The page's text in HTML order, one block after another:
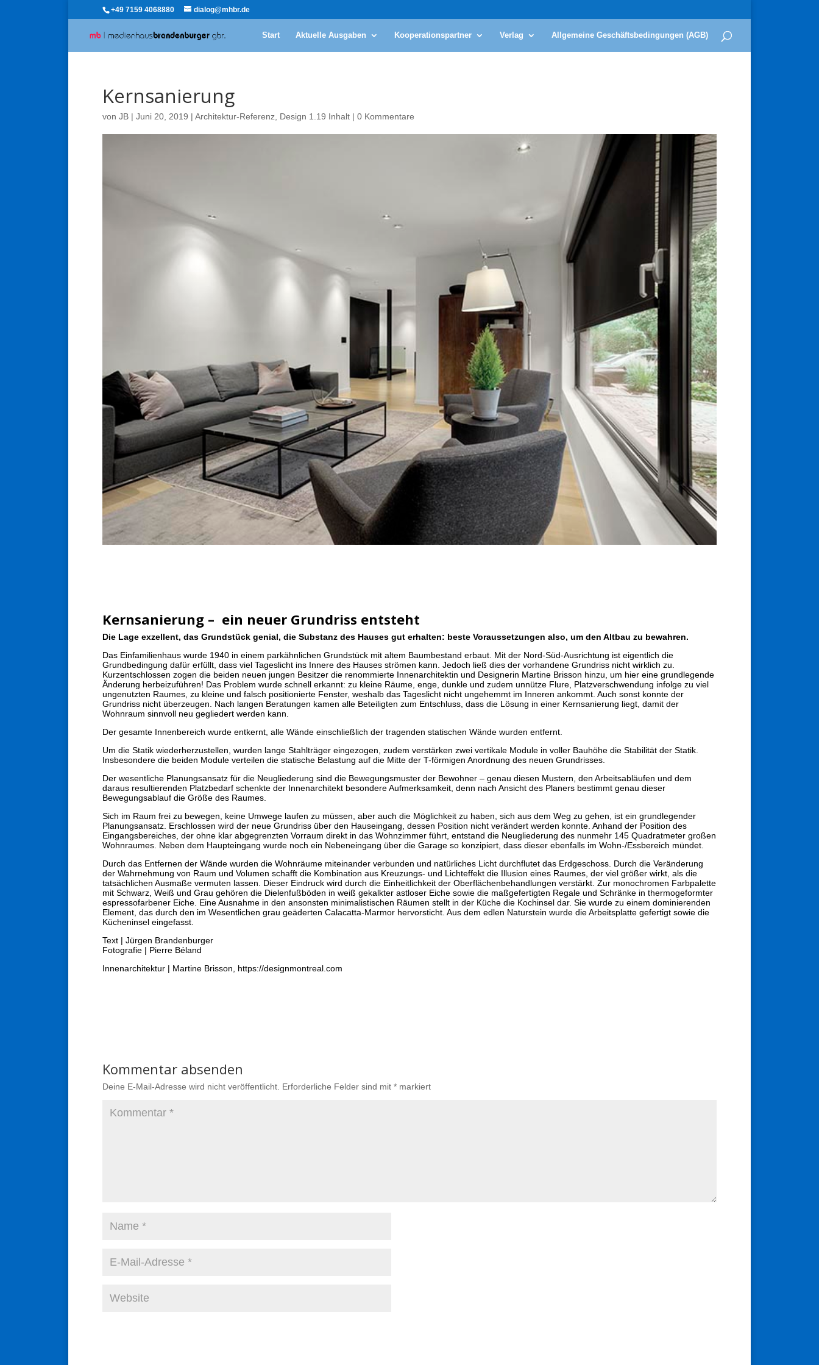
+49 7159 4068880 dialog@mhbr.de
Start Aktuelle Ausgaben Kooperationspartner Verlag Allgemeine Geschäftsbedingungen (AGB)
Kernsanierung
von JB | Juni 20, 2019 | Architektur-Referenz Design 1.19 Inhalt | 0 Kommentare
Kernsanierung – ein neuer Grundriss entsteht
Die Lage exzellent, das Grundstück genial, die Substanz des Hauses gut erhalten: beste Voraussetzungen also, um den Altbau zu bewahren.
Das Einfamilienhaus wurde 1940 in einem parkähnlichen Grundstück mit altem Baumbestand erbaut. Mit der Nord-Süd-Ausrichtung ist eigentlich die
Grundbedingung dafür erfüllt, dass viel Tageslicht ins Innere des Hauses strömen kann. Jedoch ließ dies der vorhandene Grundriss nicht wirklich zu.
Kurzentschlossen zogen die beiden neuen jungen Besitzer die renommierte Innenarchitektin und Designerin Martine Brisson hinzu, um hier eine grundlegende
Änderung herbeizuführen! Das Problem wurde schnell erkannt: zu kleine Räume, enge, dunkle und zudem unnütze Flure, Platzverschwendung infolge zu viel
ungenutzten Raumes, zu kleine und falsch positionierte Fenster, weshalb das Tageslicht nicht ungehemmt im Inneren ankommt. Auch sonst konnte der
Grundriss nicht überzeugen. Nach langen Beratungen kamen alle Beteiligten zum Entschluss, dass die Lösung in einer Kernsanierung liegt, damit der
Wohnraum sinnvoll neu gegliedert werden kann.
Der gesamte Innenbereich wurde entkernt, alle Wände einschließlich der tragenden statischen Wände wurden entfernt.
Um die Statik wiederherzustellen, wurden lange Stahlträger eingezogen, zudem verstärken zwei vertikale Module in voller Bauhöhe die Stabilität der Statik.
Insbesondere die beiden Module verteilen die statische Belastung auf die Mitte der T-förmigen Anordnung des neuen Grundrisses.
Der wesentliche Planungsansatz für die Neugliederung sind die Bewegungsmuster der Bewohner – genau diesen Mustern, den Arbeitsabläufen und dem
daraus resultierenden Platzbedarf schenkte der Innenarchitekt besondere Aufmerksamkeit, denn nach Ansicht des Planers bestimmt genau dieser
Bewegungsablauf die Größe des Raumes.
Sich im Raum frei zu bewegen, keine Umwege laufen zu müssen, aber auch die Möglichkeit zu haben, sich aus dem Weg zu gehen, ist ein grundlegender
Planungsansatz. Erschlossen wird der neue Grundriss über den Hauseingang, dessen Position nicht verändert werden konnte. Anhand der Position des
Eingangsbereiches, der ohne klar abgegrenzten Vorraum direkt in das Wohnzimmer führt, entstand die Neugliederung des nunmehr 145 Quadratmeter großen
Wohnraumes. Neben dem Haupteingang wurde noch ein Nebeneingang über die Garage so konzipiert, dass dieser ebenfalls im Wohn-/Essbereich mündet.
Durch das Entfernen der Wände wurden die Wohnräume miteinander verbunden und natürliches Licht durchflutet das Erdgeschoss. Durch die Veränderung
der Wahrnehmung von Raum und Volumen schafft die Kombination aus Kreuzungs- und Lichteffekt die Illusion eines Raumes, der viel größer wirkt, als die
tatsächlichen Ausmaße vermuten lassen. Dieser Eindruck wird durch die Einheitlichkeit der Oberflächenbehandlungen verstärkt. Zur monochromen Farbpalette
mit Schwarz, Weiß und Grau gehören die Dielenfußböden in weiß gekalkter astloser Eiche sowie die maßgefertigten Regale und Schränke in thermogeformter
espressofarbener Eiche. Eine Ausnahme in den ansonsten minimalistischen Räumen stellt in der Küche die Kochinsel dar. Sie wurde zu einem dominierenden
Element, das durch den im Wesentlichen grau geäderten Calacatta-Marmor hervorsticht. Aus dem edlen Naturstein wurde die Arbeitsplatte gefertigt sowie die
Kücheninsel eingefasst.
Text | Jürgen Brandenburger
Fotografie | Pierre Béland
Innenarchitektur | Martine Brisson, https://designmontreal.com
Kommentar absenden
Deine E-Mail-Adresse wird nicht veröffentlicht. Erforderliche Felder sind mit * markiert